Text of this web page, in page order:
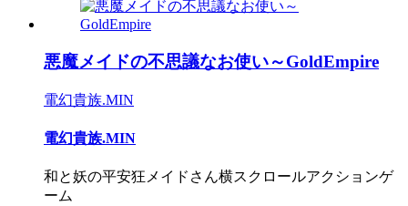
悪魔メイドの不思議なお使い～GoldEmpire
電幻貴族.MIN
電幻貴族.MIN
和と妖の平安狂メイドさん横スクロールアクションゲ
ーム